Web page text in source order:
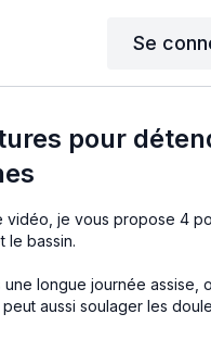
Se
pour
vidéo, je vous propose 4
le bassin.
assise, ou encore le soir avant de se coucher. Cette
aussi soulager les